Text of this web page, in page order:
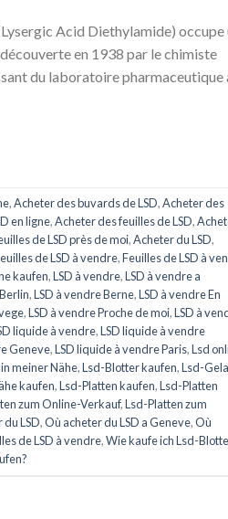
Acid Diethylamide) occupe
en 1938 par le chimiste
du laboratoire pharmaceutique
,Acheter des buvards de LSD,Acheter des
en ligne,Acheter des feuilles de LSD,
de LSD près de moi,Acheter du LSD,
de LSD à vendre,Feuilles de LSD à
kaufen,LSD à vendre,LSD à vendre a
,LSD à vendre Berne,LSD à vendre En
,LSD à vendre Proche de moi,LSD à
liquide à vendre,LSD liquide à vendre
Geneve,LSD liquide à vendre Paris,Lsd
meiner Nähe,Lsd-Blotter kaufen,Lsd-
kaufen,Lsd-Platten kaufen,Lsd-Platten
zum Online-Verkauf,Lsd-Platten zum
LSD,Où acheter du LSD a Geneve,Où
de LSD à vendre,Wie kaufe ich Lsd-